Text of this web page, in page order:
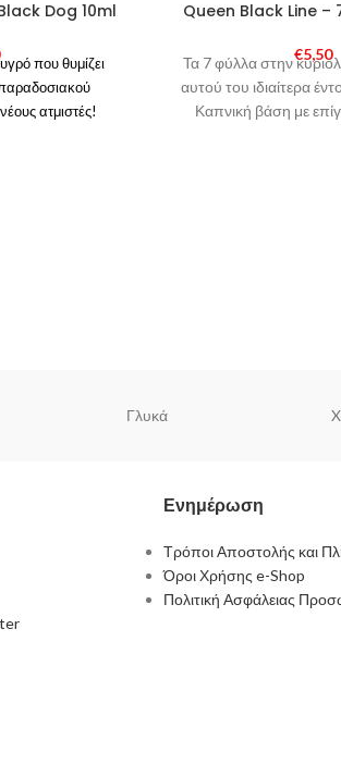
Dog 10ml
που θυμίζει
ατμιστές!
SOLD
OUT
Queen Black Line –
€5,50
Τα 7 φύλλα στην
αυτού του ιδιαίτερα
Καπνική βάση με
Γλυκά
Ενημέρωση
Τρόποι Αποστολής και
Όροι Χρήσης e-Shop
Πολιτική Ασφάλειας